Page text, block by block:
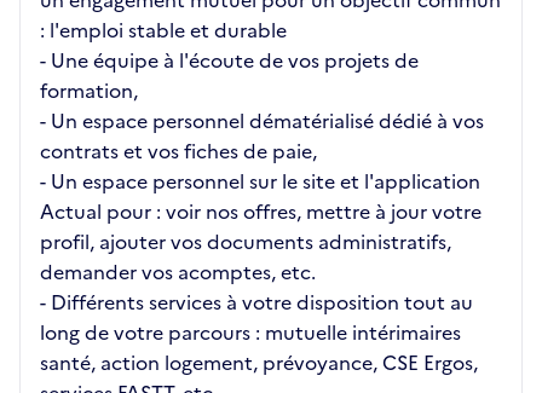
: l'emploi stable et durable
- Une équipe à l'écoute de vos projets de
formation,
- Un espace personnel dématérialisé dédié à vos
contrats et vos fiches de paie,
- Un espace personnel sur le site et l'application
Actual pour : voir nos offres, mettre à jour votre
profil, ajouter vos documents administratifs,
demander vos acomptes, etc.
- Différents services à votre disposition tout au
long de votre parcours : mutuelle intérimaires
santé, action logement, prévoyance, CSE Ergos,